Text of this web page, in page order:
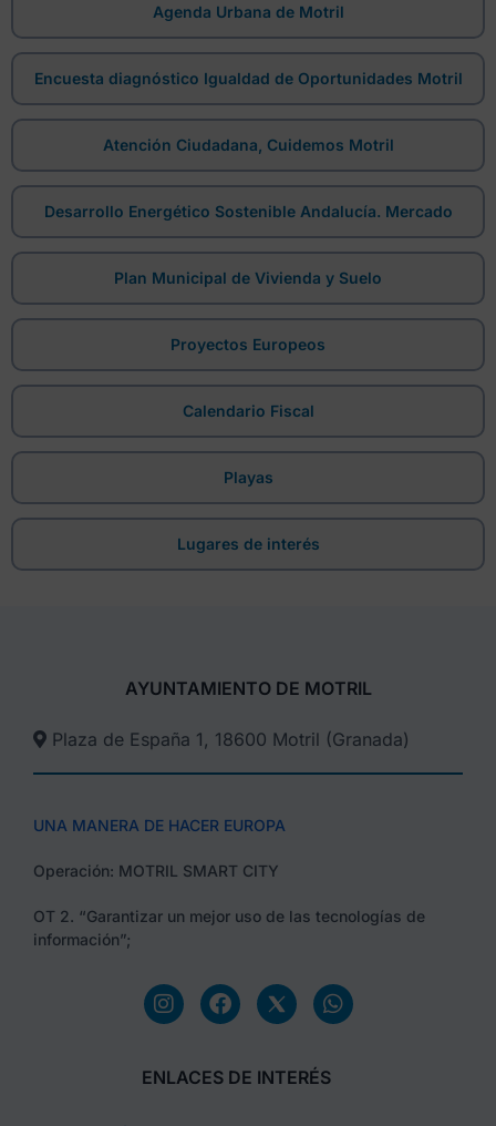
Agenda Urbana de Motril
Encuesta diagnóstico Igualdad de Oportunidades Motril
Atención Ciudadana, Cuidemos Motril
Desarrollo Energético Sostenible Andalucía. Mercado
Plan Municipal de Vivienda y Suelo
Proyectos Europeos
Calendario Fiscal
Playas
Lugares de interés
AYUNTAMIENTO DE MOTRIL
Plaza de España 1, 18600 Motril (Granada)​
UNA MANERA DE HACER EUROPA
Operación: MOTRIL SMART CITY
OT 2. “Garantizar un mejor uso de las tecnologías de
información”;
ENLACES DE INTERÉS